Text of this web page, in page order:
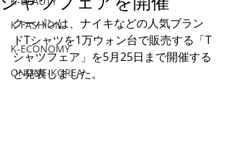
K-FASHION
K-ECONOMY
ONLINE-KOREA
クーパンは、ナイキなどの人気ブラン
ドTシャツを1万ウォン台で販売する「T
シャツフェア」を5月25日まで開催する
と発表しました。